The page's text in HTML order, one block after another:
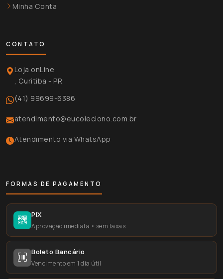
Minha Conta
CONTATO
Loja onLine
, Curitiba - PR
(41) 99699-6386
atendimento@eucoleciono.com.br
Atendimento via WhatsApp
FORMAS DE PAGAMENTO
PIX
Aprovação imediata • sem taxas
Boleto Bancário
Vencimento em 1 dia útil